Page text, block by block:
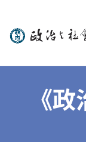
政治與
《